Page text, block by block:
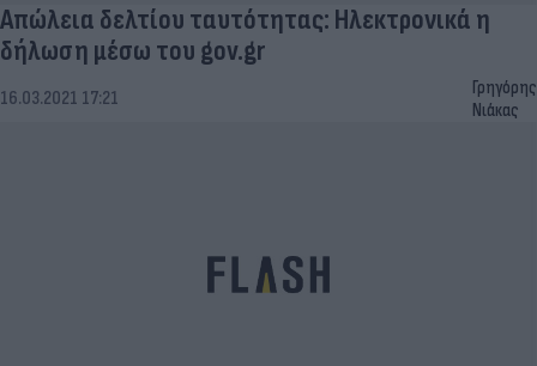
Απώλεια δελτίου ταυτότητας: Ηλεκτρονικά η
δήλωση μέσω του gov.gr
16.03.2021 17:21
Γρηγόρης
Νιάκας